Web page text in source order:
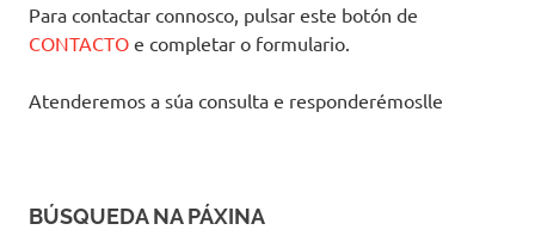
Para contactar connosco, pulsar este botón de
CONTACTO e completar o formulario.
Atenderemos a súa consulta e responderémoslle
BÚSQUEDA NA PÁXINA